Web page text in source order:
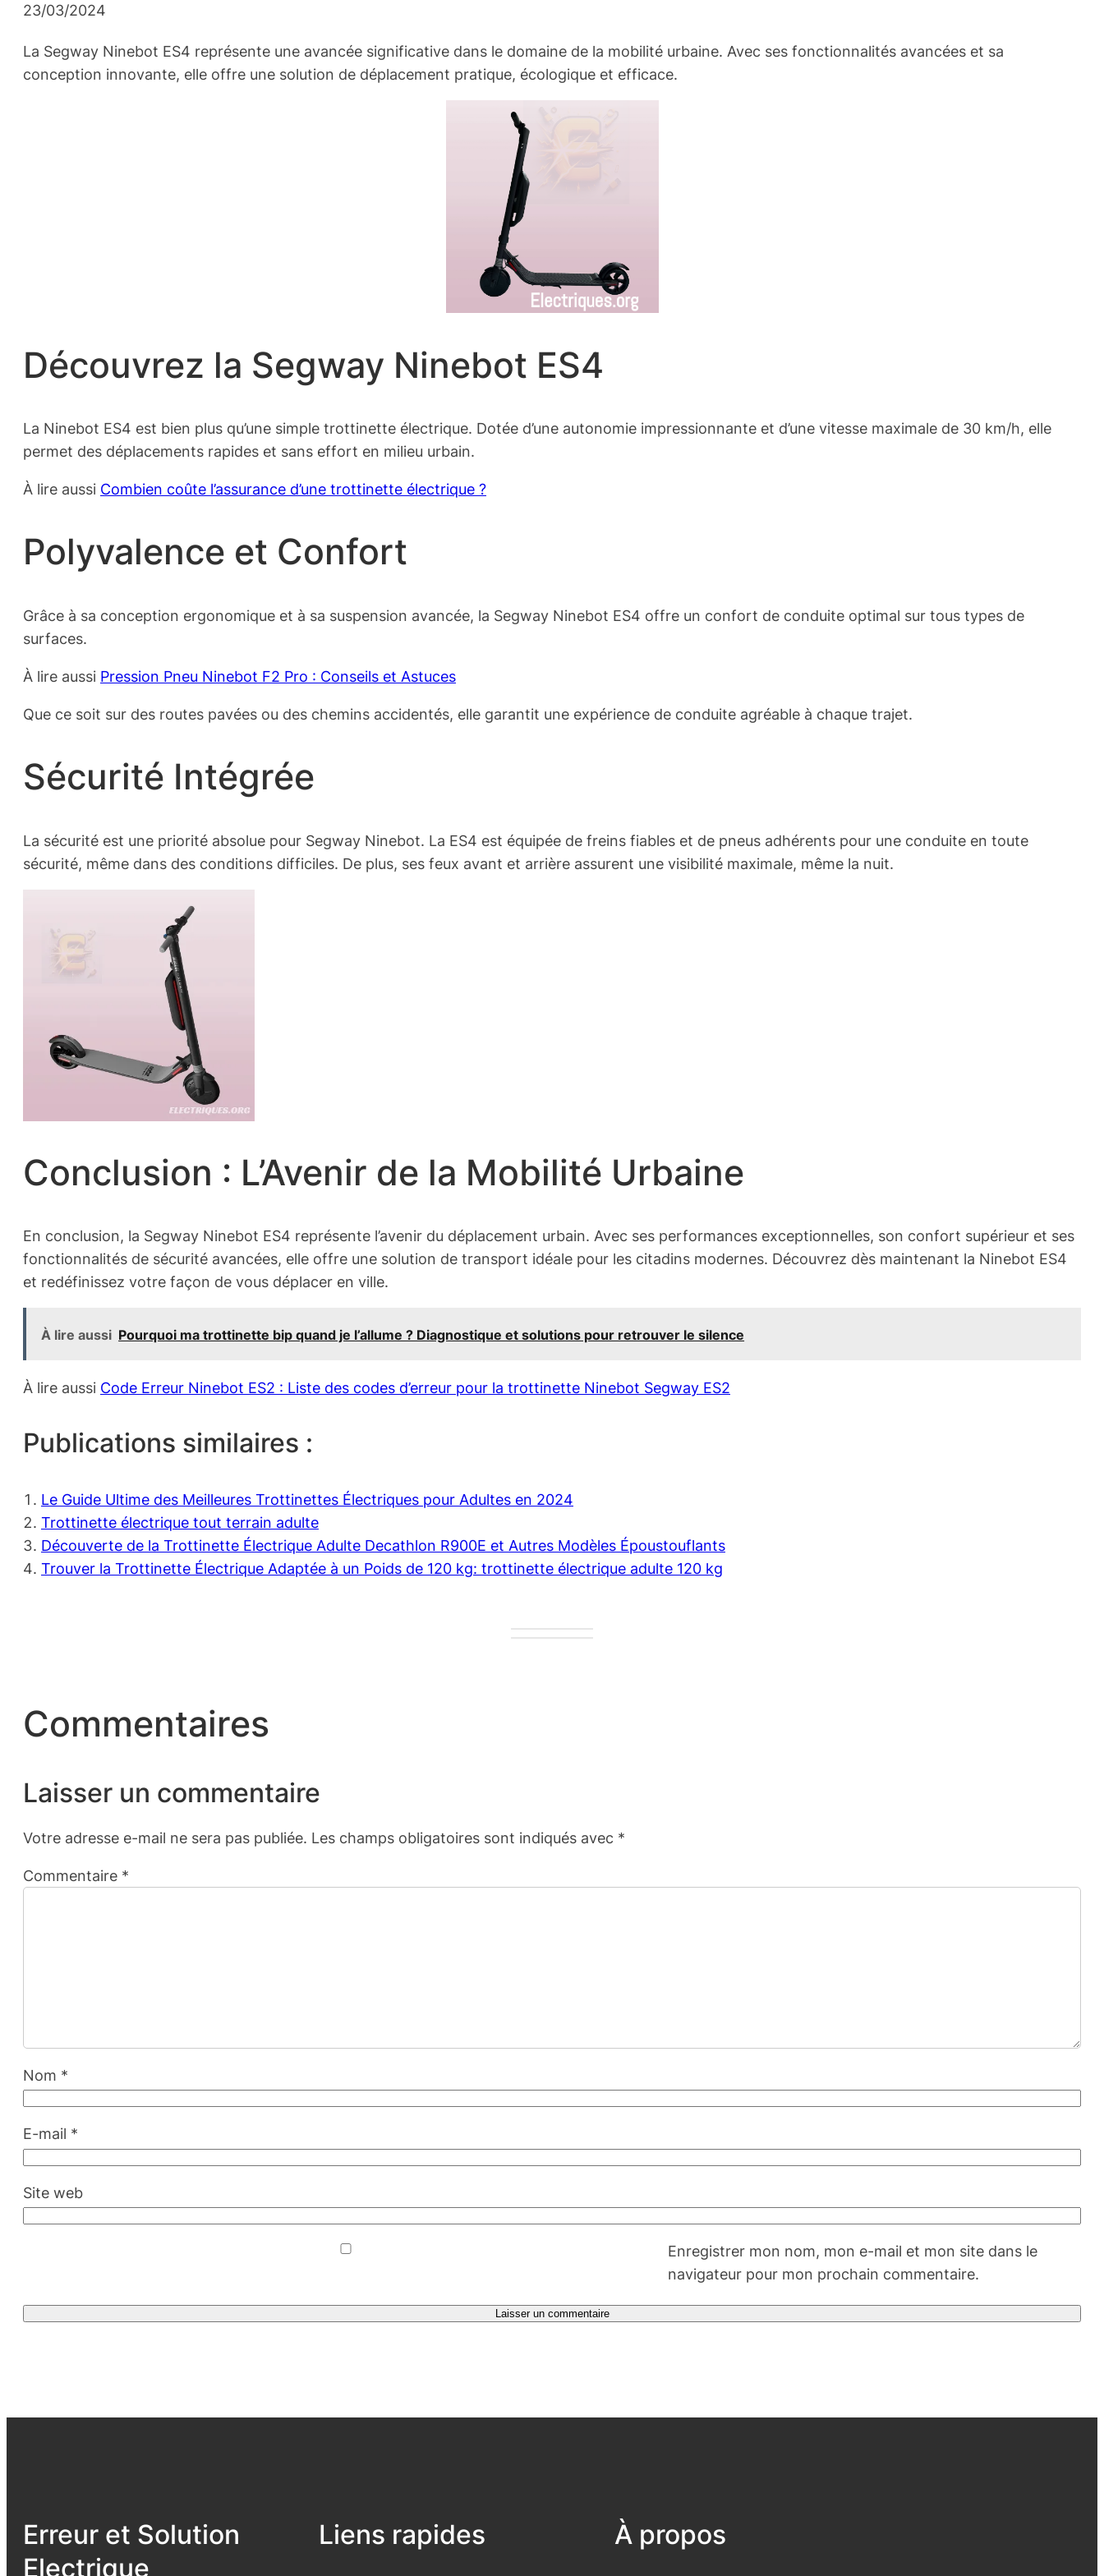
23/03/2024
La Segway Ninebot ES4 représente une avancée significative dans le domaine de la mobilité urbaine. Avec ses fonctionnalités avancées et sa
conception innovante, elle offre une solution de déplacement pratique, écologique et efficace.
Découvrez la Segway Ninebot ES4
La Ninebot ES4 est bien plus qu’une simple trottinette électrique. Dotée d’une autonomie impressionnante et d’une vitesse maximale de 30 km/h, elle
permet des déplacements rapides et sans effort en milieu urbain.
À lire aussi Combien coûte l’assurance d’une trottinette électrique ?
Polyvalence et Confort
Grâce à sa conception ergonomique et à sa suspension avancée, la Segway Ninebot ES4 offre un confort de conduite optimal sur tous types de
surfaces.
À lire aussi Pression Pneu Ninebot F2 Pro : Conseils et Astuces
Que ce soit sur des routes pavées ou des chemins accidentés, elle garantit une expérience de conduite agréable à chaque trajet.
Sécurité Intégrée
La sécurité est une priorité absolue pour Segway Ninebot. La ES4 est équipée de freins fiables et de pneus adhérents pour une conduite en toute
sécurité, même dans des conditions difficiles. De plus, ses feux avant et arrière assurent une visibilité maximale, même la nuit.
Conclusion : L’Avenir de la Mobilité Urbaine
En conclusion, la Segway Ninebot ES4 représente l’avenir du déplacement urbain. Avec ses performances exceptionnelles, son confort supérieur et ses
fonctionnalités de sécurité avancées, elle offre une solution de transport idéale pour les citadins modernes. Découvrez dès maintenant la Ninebot ES4
et redéfinissez votre façon de vous déplacer en ville.
À lire aussi Pourquoi ma trottinette bip quand je l’allume ? Diagnostique et solutions pour retrouver le silence
À lire aussi Code Erreur Ninebot ES2 : Liste des codes d’erreur pour la trottinette Ninebot Segway ES2
Publications similaires :
Le Guide Ultime des Meilleures Trottinettes Électriques pour Adultes en 2024
Trottinette électrique tout terrain adulte
Découverte de la Trottinette Électrique Adulte Decathlon R900E et Autres Modèles Époustouflants
Trouver la Trottinette Électrique Adaptée à un Poids de 120 kg: trottinette électrique adulte 120 kg
Commentaires
Laisser un commentaire
Votre adresse e-mail ne sera pas publiée. Les champs obligatoires sont indiqués avec *
Commentaire *
Nom *
E-mail *
Site web
Enregistrer mon nom, mon e-mail et mon site dans le
navigateur pour mon prochain commentaire.
Erreur et Solution
Electrique
Liens rapides À propos